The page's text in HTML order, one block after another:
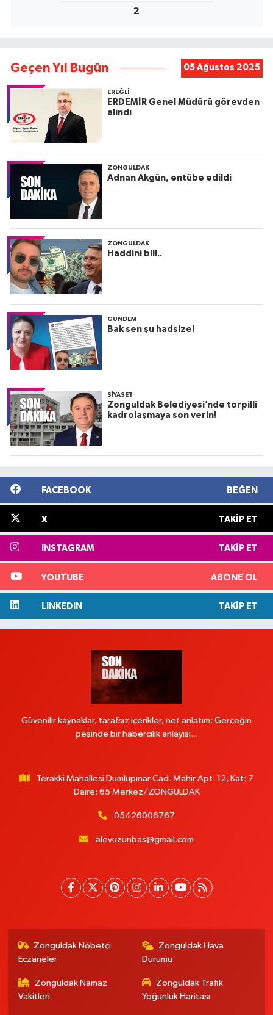
2
Geçen Yıl Bugün 05 Ağustos 2025
EREĞLI
ERDEMİR Genel Müdürü görevden
alındı
ZONGULDAK
Adnan Akgün, entübe edildi
ZONGULDAK
Haddini bil!..
GÜNDEM
Bak sen şu hadsize!
SIYASET
Zonguldak Belediyesi’nde torpilli
kadrolaşmaya son verin!
FACEBOOK BEĞEN
X TAKIP ET
INSTAGRAM TAKIP ET
YOUTUBE ABONE OL
LINKEDIN TAKIP ET
Güvenilir kaynaklar, tarafsız içerikler, net anlatım: Gerçeğin
peşinde bir habercilik anlayışı...
Terakki Mahallesi Dumlupınar Cad. Mahir Apt. 12, Kat: 7
Daire: 65 Merkez/ZONGULDAK
05426006767
alevuzunbas@gmail.com
Zonguldak Nöbetçi
Eczaneler
Zonguldak Hava
Durumu
Zonguldak Namaz
Vakitleri
Zonguldak Trafik
Yoğunluk Haritası